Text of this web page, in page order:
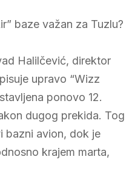
baze važan za Tuzlu?
Halilčević, direktor
upravo “Wizz
ponovo 12.
dugog prekida. Tog
bazni avion, dok je
krajem marta,